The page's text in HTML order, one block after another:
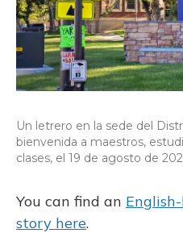
Un letrero en la sede del
bienvenida a maestros,
clases, el 19 de agosto de
You can find an
story here.